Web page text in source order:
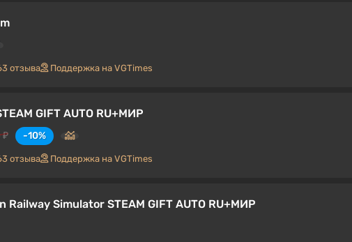
отзыва Поддержка на VGTimes
GIFT AUTO RU+МИР
₽
-10%
отзыва Поддержка на VGTimes
Railway Simulator STEAM GIFT AUTO RU+МИР